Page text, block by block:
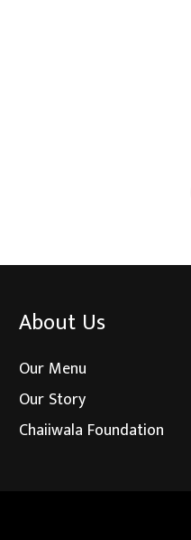
About Us
Our Menu
Our Story
Chaiiwala Foundation